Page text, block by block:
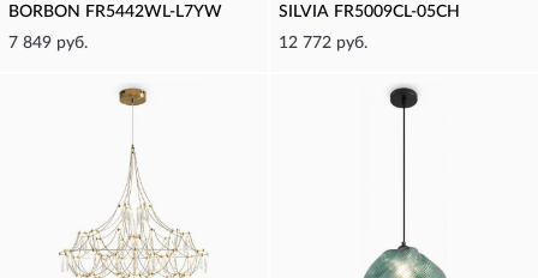
BORBON FR5442WL-L7YW
7 849 руб.
SILVIA FR5009CL-05CH
12 772 руб.